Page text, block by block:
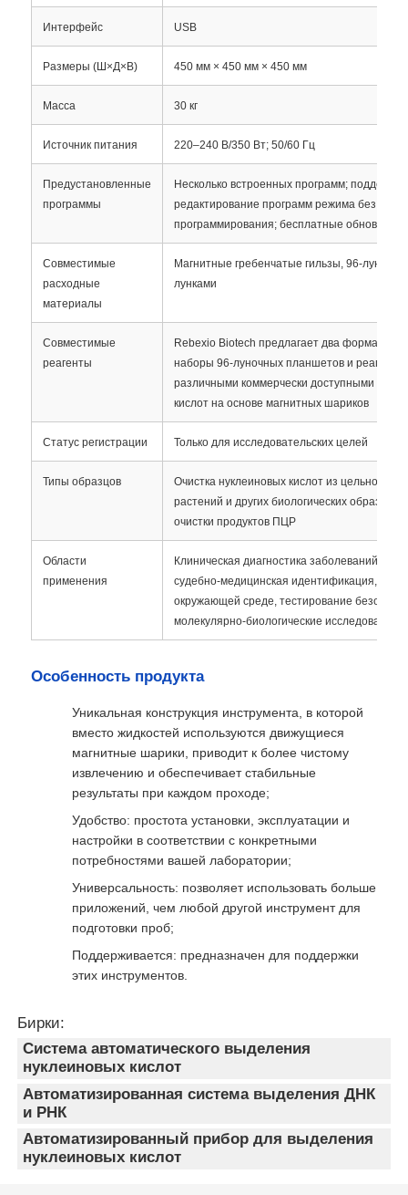
Контроль качества
Свяжитесь с нами
Запросить расценки
экстракция нуклеиновой кислоты магнитными
Набор экстракции ДНК / РНК
Магнитные частицы NGS
Магнитные шарики для сортировки клеток
Магнитное очищение протеина шариков
Магнитные бисеры с поверхностной активацией
Автоматизированные приборы и расходные
Интерфейс USB
Размеры (Ш×Д×В) 450 мм × 450 мм × 450 мм
Масса 30 кг
Источник питания 220–240 В/350 Вт; 50/60 Гц
Предустановленные
программы
Несколько встроенных программ;
редактирование программ режима без
программирования; бесплатные
Совместимые
расходные
материалы
Магнитные гребенчатые гильзы, 96-
лунками
Совместимые
реагенты
Rebexio Biotech предлагает два формата:
наборы 96-луночных планшетов и реагенты
различными коммерчески доступными
кислот на основе магнитных шариков
Статус регистрации Только для исследовательских целей
Типы образцов
Очистка нуклеиновых кислот из цельной
растений и других биологических
очистки продуктов ПЦР
Области
применения
Клиническая диагностика заболеваний,
судебно-медицинская идентификация,
окружающей среде, тестирование
молекулярно-биологические исследования
Особенность продукта
Уникальная конструкция инструмента, в которой
вместо жидкостей используются движущиеся
магнитные шарики, приводит к более чистому
извлечению и обеспечивает стабильные
результаты при каждом проходе;
Удобство: простота установки, эксплуатации и
настройки в соответствии с конкретными
потребностями вашей лаборатории;
Универсальность: позволяет использовать больше
приложений, чем любой другой инструмент для
подготовки проб;
Поддерживается: предназначен для поддержки
этих инструментов.
Бирки:
Система автоматического выделения
нуклеиновых кислот
Автоматизированная система выделения ДНК
и РНК
Автоматизированный прибор для выделения
нуклеиновых кислот